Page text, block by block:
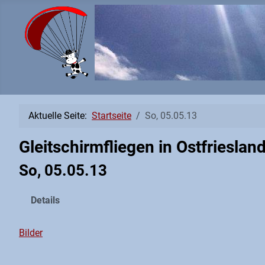
Aktuelle Seite: Startseite So, 05.05.13
Gleitschirmfliegen in
So, 05.05.13
Details
Bilder